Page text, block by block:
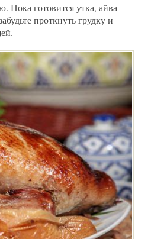
Пока готовится утка, айва
проткнуть грудку и